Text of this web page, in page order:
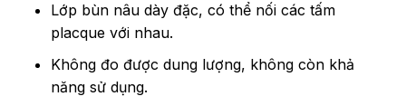
Lớp bùn nâu dày đặc, có thể nối các tấm
placque với nhau.
Không đo được dung lượng, không còn khả
năng sử dụng.